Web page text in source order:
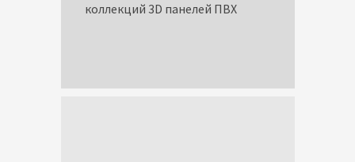
коллекций 3D панелей ПВХ